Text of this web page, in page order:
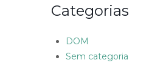
Categorias
DOM
Sem categoria